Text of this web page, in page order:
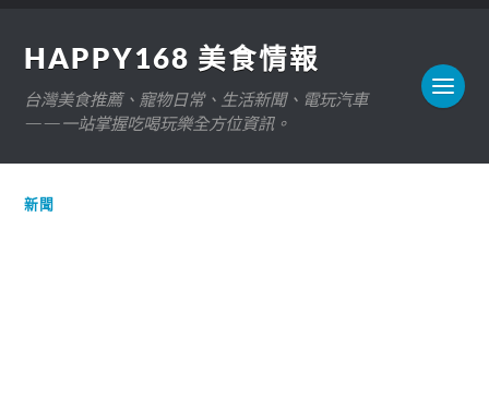
HAPPY168 美食情報
台灣美食推薦、寵物日常、生活新聞、電玩汽車
——一站掌握吃喝玩樂全方位資訊。
新聞